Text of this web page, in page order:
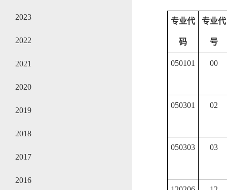
2023
2022
2021
2020
2019
2018
2017
2016
专业代
码
专业代
号
050101 00
050301 02
050303 03